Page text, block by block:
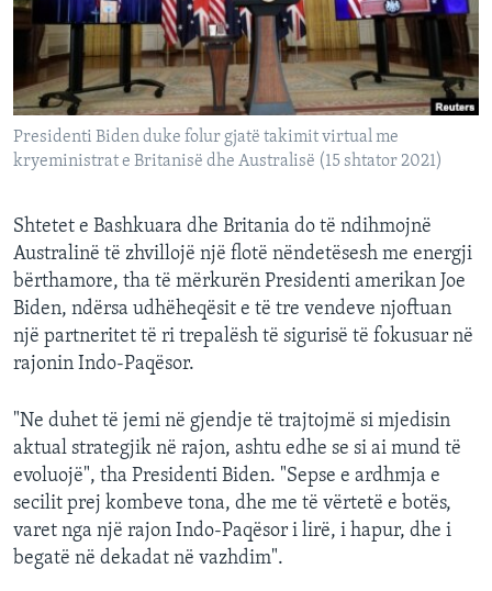
INTERVISTA
DITARI
Presidenti Biden duke folur gjatë takimit virtual me
kryeministrat e Britanisë dhe Australisë (15 shtator 2021)
Shtetet e Bashkuara dhe Britania do të ndihmojnë
Australinë të zhvillojë një flotë nëndetësesh me energji
bërthamore, tha të mërkurën Presidenti amerikan Joe
Biden, ndërsa udhëheqësit e të tre vendeve njoftuan
një partneritet të ri trepalësh të sigurisë të fokusuar në
rajonin Indo-Paqësor.
"Ne duhet të jemi në gjendje të trajtojmë si mjedisin
aktual strategjik në rajon, ashtu edhe se si ai mund të
evoluojë", tha Presidenti Biden. "Sepse e ardhmja e
secilit prej kombeve tona, dhe me të vërtetë e botës,
varet nga një rajon Indo-Paqësor i lirë, i hapur, dhe i
begatë në dekadat në vazhdim".